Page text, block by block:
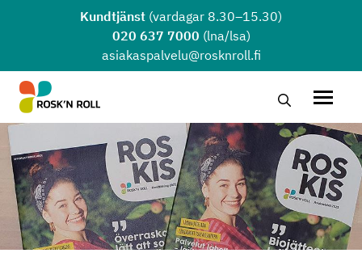
Hoppa till huvudinnehållet
Kundtjänst (vardagar 8.30–15.30)
020 637 7000 (lna/lsa)
asiakaspalvelu@rosknroll.fi
Sök …